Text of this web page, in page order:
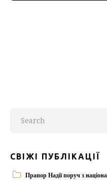
СВІЖІ ПУБЛІКАЦІЇ
Прапор Надії поруч з